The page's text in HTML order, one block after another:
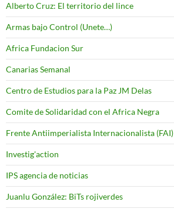
Alberto Cruz: El territorio del lince
Armas bajo Control (Unete…)
Africa Fundacion Sur
Canarias Semanal
Centro de Estudios para la Paz JM Delas
Comite de Solidaridad con el Africa Negra
Frente Antiimperialista Internacionalista (FAI)
Investig'action
IPS agencia de noticias
Juanlu González: BiTs rojiverdes